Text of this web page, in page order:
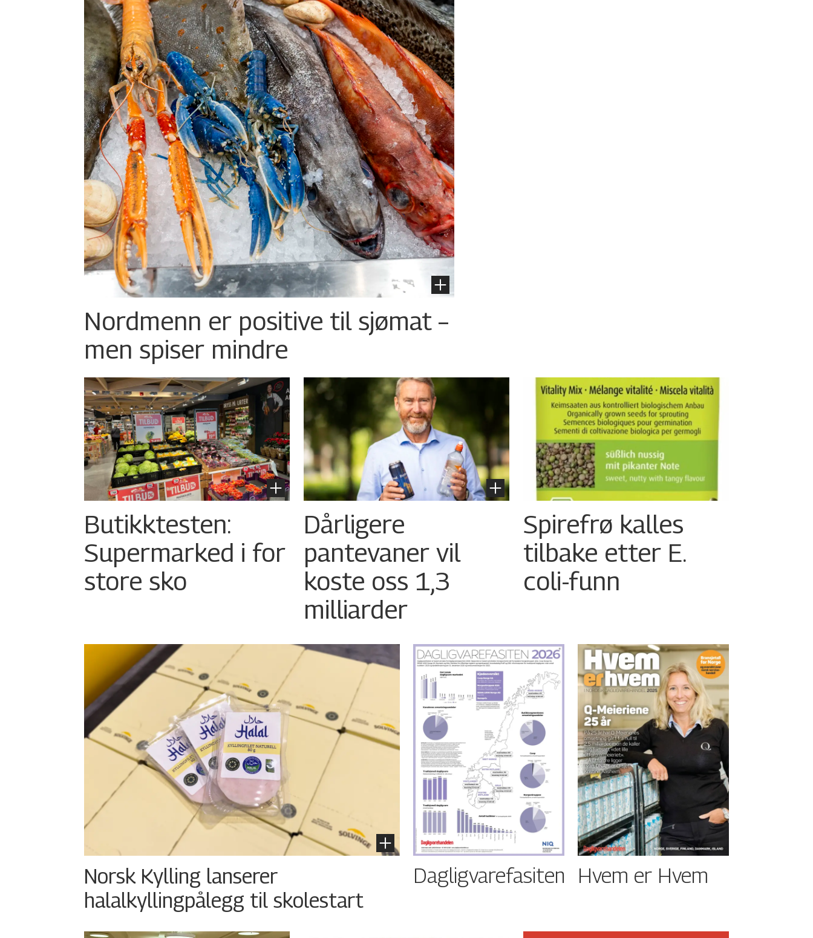
Nordmenn er positive til sjømat –
men spiser mindre
Butikktesten:
Supermarked i for
store sko
Dårligere
pantevaner vil
koste oss 1,3
milliarder
Spirefrø kalles
tilbake etter E.
coli-funn
Norsk Kylling lanserer
halalkyllingpålegg til skolestart
Dagligvarefasiten Hvem er Hvem